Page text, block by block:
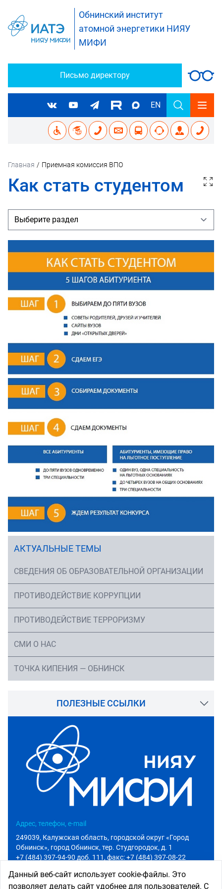
Обнинский институт
атомной энергетики НИЯУ
МИФИ
Письмо директору
EN
Главная / Приемная комиссия ВПО
Как стать студентом
АКТУАЛЬНЫЕ ТЕМЫ
СВЕДЕНИЯ ОБ ОБРАЗОВАТЕЛЬНОЙ ОРГАНИЗАЦИИ
ПРОТИВОДЕЙСТВИЕ КОРРУПЦИИ
ПРОТИВОДЕЙСТВИЕ ТЕРРОРИЗМУ
СМИ О НАС
ТОЧКА КИПЕНИЯ — ОБНИНСК
ПОЛЕЗНЫЕ ССЫЛКИ
Адрес, телефон, e-mail
249039, Калужская область, городской округ «Город
Обнинск», город Обнинск, тер. Студгородок, д. 1
+7 (484) 397-94-90 доб. 111, факс: +7 (484) 397-08-22
Данный веб-сайт использует cookie-файлы. Это
позволяет делать сайт удобнее для пользователей. С